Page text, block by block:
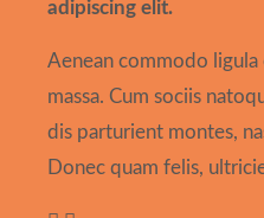
adipiscing elit.
Aenean commodo ligula
massa. Cum sociis
dis parturient montes,
Donec quam felis,